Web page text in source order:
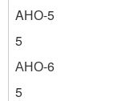
AНО-5
5
АНО-6
5